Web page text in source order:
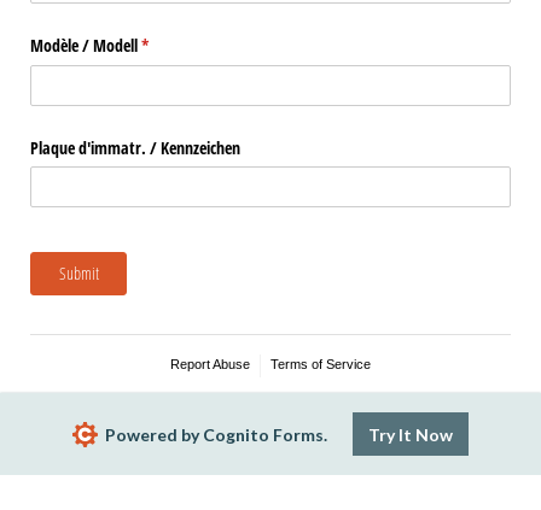
Modèle /​ Modell*
(required)
Plaque d'immatr. /​ Kennzeichen
Submit
Report Abuse Terms of Service
Powered by Cognito Forms. Try It Now